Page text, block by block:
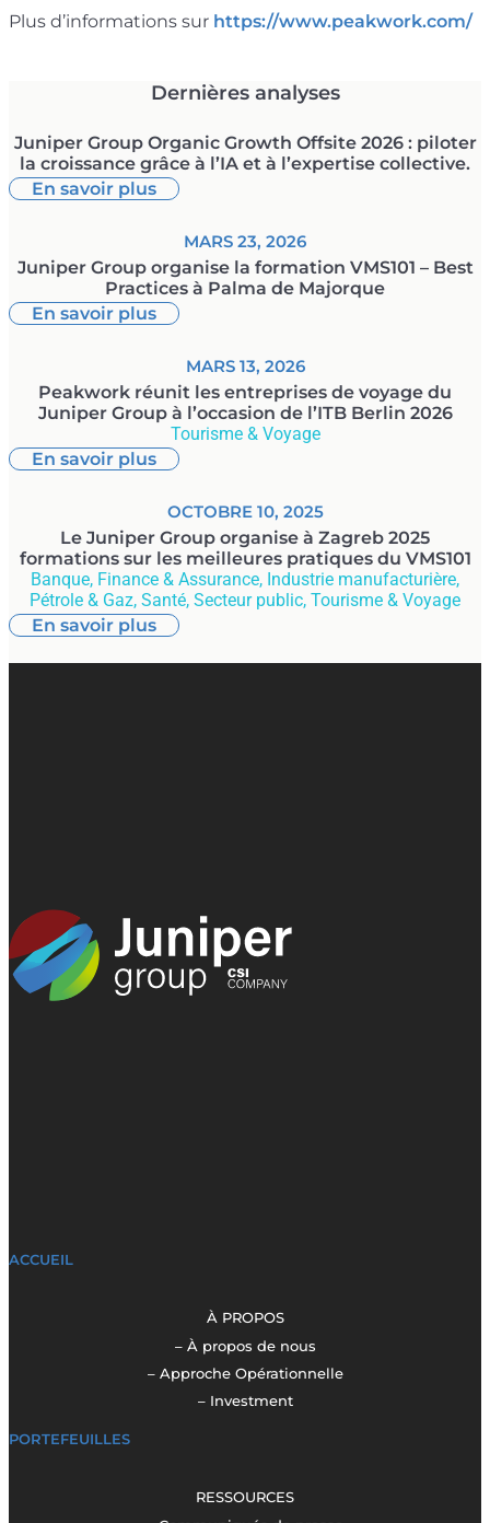
Plus d’informations sur https://www.peakwork.com/
Dernières analyses
Juniper Group Organic Growth Offsite 2026 : piloter
la croissance grâce à l’IA et à l’expertise collective.
En savoir plus
MARS 23, 2026
Juniper Group organise la formation VMS101 – Best
Practices à Palma de Majorque
En savoir plus
MARS 13, 2026
Peakwork réunit les entreprises de voyage du
Juniper Group à l’occasion de l’ITB Berlin 2026
Tourisme & Voyage
En savoir plus
OCTOBRE 10, 2025
Le Juniper Group organise à Zagreb 2025
formations sur les meilleures pratiques du VMS101
Banque, Finance & Assurance, Industrie manufacturière,
Pétrole & Gaz, Santé, Secteur public, Tourisme & Voyage
En savoir plus
ACCUEIL
À PROPOS
– À propos de nous
– Approche Opérationnelle
– Investment
PORTEFEUILLES
RESSOURCES